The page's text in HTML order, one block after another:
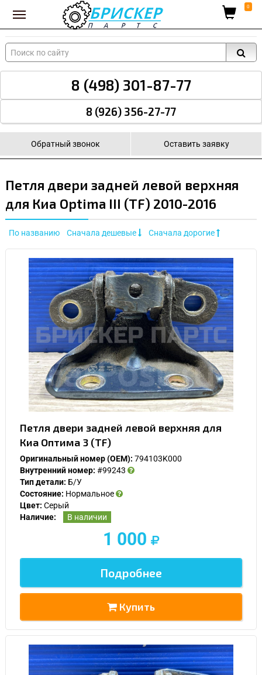
Вход для поставщиков 0
8 (498) 301-87-77
8 (926) 356-27-77
Обратный звонок Оставить заявку
Петля двери задней левой верхняя
для Киа Optima III (TF) 2010-2016
По названию Сначала дешевые Сначала дорогие
Петля двери задней левой верхняя для
Киа Оптима 3 (TF)
Оригинальный номер (OEM): 794103K000
Внутренний номер: #99243
Тип детали: Б/У
Состояние: Нормальное
Цвет: Серый
Наличие:
В наличии
1 000
Подробнее
Купить